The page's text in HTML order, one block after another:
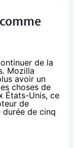
de la
Mozilla
avoir un
choses de
États-Unis, ce
de
de cinq